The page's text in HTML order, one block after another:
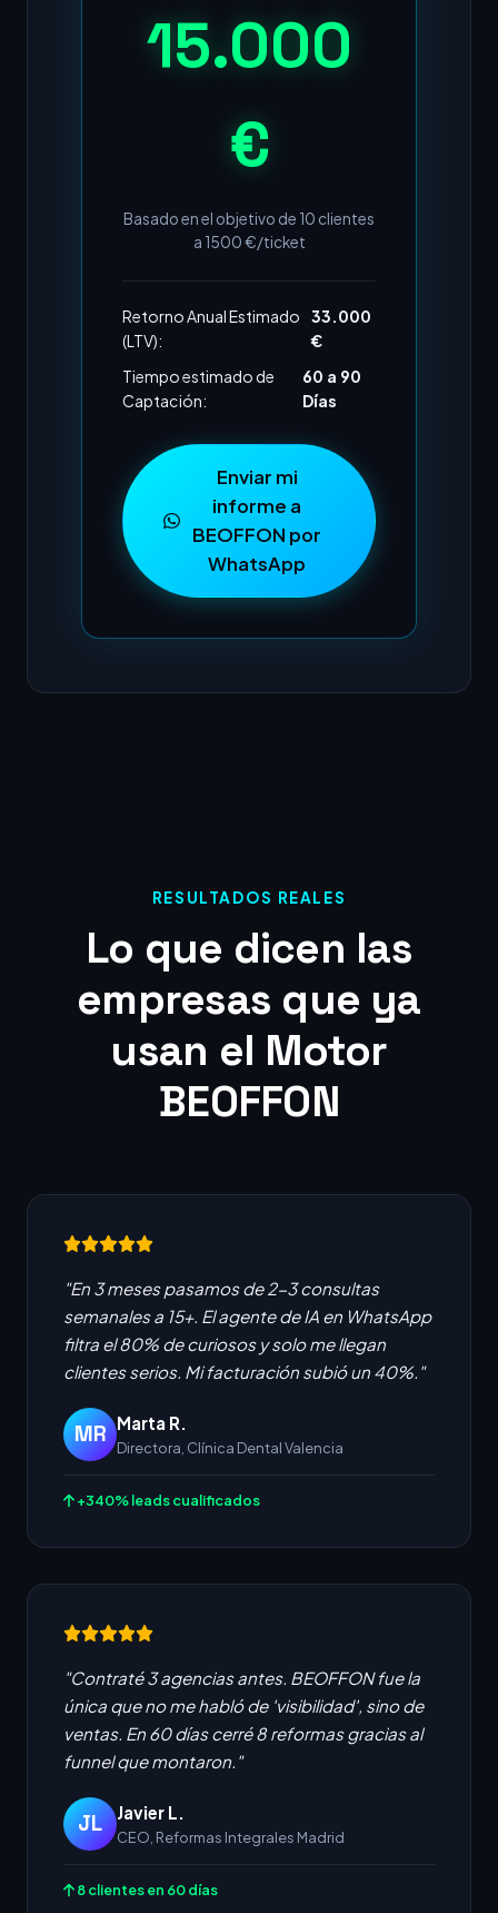
15.000
€
Basado en el objetivo de 10 clientes
a 1500€/ticket
Retorno Anual Estimado
(LTV):
33.000
€
Tiempo estimado de
Captación:
60 a 90
Días
Enviar mi
informe a
BEOFFON por
WhatsApp
RESULTADOS REALES
Lo que dicen las
empresas que ya
usan el Motor
BEOFFON
"En 3 meses pasamos de 2-3 consultas
semanales a 15+. El agente de IA en WhatsApp
filtra el 80% de curiosos y solo me llegan
clientes serios. Mi facturación subió un 40%."
MR Marta R.
Directora, Clínica Dental Valencia
+340% leads cualificados
"Contraté 3 agencias antes. BEOFFON fue la
única que no me habló de 'visibilidad', sino de
ventas. En 60 días cerré 8 reformas gracias al
funnel que montaron."
JL Javier L.
CEO, Reformas Integrales Madrid
8 clientes en 60 días